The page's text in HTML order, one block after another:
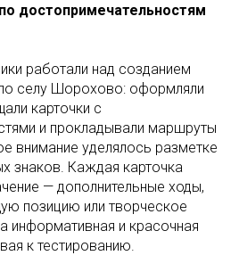
достопримечательностям
работали над созданием
селу Шорохово: оформляли
карточки с
и прокладывали маршруты
внимание уделялось разметке
знаков. Каждая карточка
— дополнительные ходы,
позицию или творческое
информативная и красочная
к тестированию.